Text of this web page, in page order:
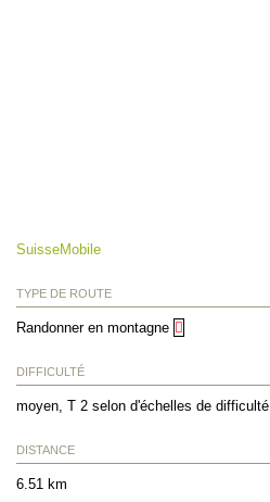
SuisseMobile
TYPE DE ROUTE
Randonner en montagne
DIFFICULTÉ
moyen, T 2 selon d'échelles de difficulté
DISTANCE
6.51 km